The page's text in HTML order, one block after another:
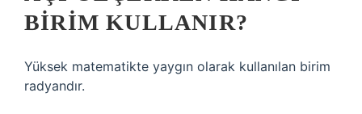
BIRIM KULLANIR?
Yüksek matematikte yaygın olarak kullanılan birim
radyandır.